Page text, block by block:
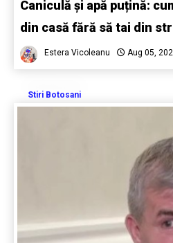
Caniculă și apă puțină:
din casă fără să tai din
Estera Vicoleanu Aug 05,
Stiri Botosani